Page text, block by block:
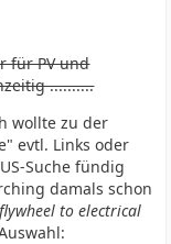
für PV und
..........
wollte zu der
evtl. Links oder
Suche fündig
damals schon
flywheel to electrical